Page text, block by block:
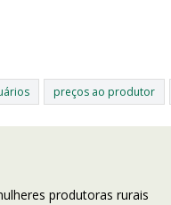
preços ao produtor
produtoras rurais